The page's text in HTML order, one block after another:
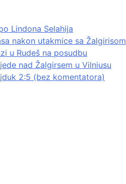
Lindona Selahija
nakon utakmice sa Žalgirisom
u Rudeš na posudbu
nad Žalgirsem u Vilniusu
2:5 (bez komentatora)